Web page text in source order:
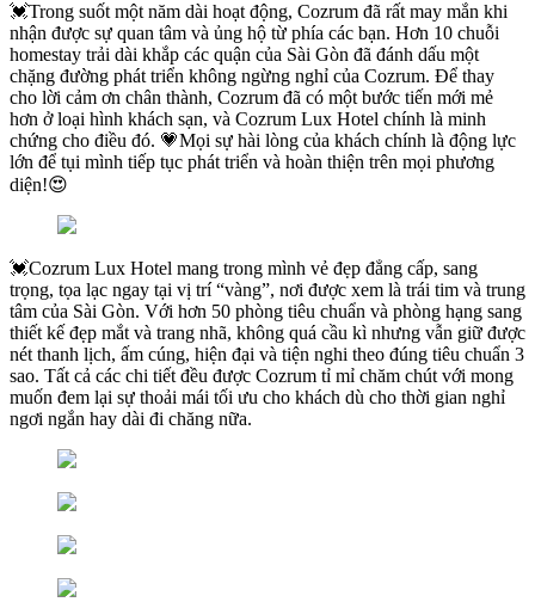
💓Trong suốt một năm dài hoạt động, Cozrum đã rất may mắn khi
nhận được sự quan tâm và ủng hộ từ phía các bạn. Hơn 10 chuỗi
homestay trải dài khắp các quận của Sài Gòn đã đánh dấu một
chặng đường phát triển không ngừng nghỉ của Cozrum. Để thay
cho lời cảm ơn chân thành, Cozrum đã có một bước tiến mới mẻ
hơn ở loại hình khách sạn, và Cozrum Lux Hotel chính là minh
chứng cho điều đó. 💗Mọi sự hài lòng của khách chính là động lực
lớn để tụi mình tiếp tục phát triển và hoàn thiện trên mọi phương
diện!😍
💓Cozrum Lux Hotel mang trong mình vẻ đẹp đẳng cấp, sang
trọng, tọa lạc ngay tại vị trí “vàng”, nơi được xem là trái tim và trung
tâm của Sài Gòn. Với hơn 50 phòng tiêu chuẩn và phòng hạng sang
thiết kế đẹp mắt và trang nhã, không quá cầu kì nhưng vẫn giữ được
nét thanh lịch, ấm cúng, hiện đại và tiện nghi theo đúng tiêu chuẩn 3
sao. Tất cả các chi tiết đều được Cozrum tỉ mỉ chăm chút với mong
muốn đem lại sự thoải mái tối ưu cho khách dù cho thời gian nghỉ
ngơi ngắn hay dài đi chăng nữa.